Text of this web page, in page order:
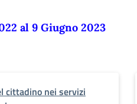
al 9 Giugno 2023
cittadino nei servizi